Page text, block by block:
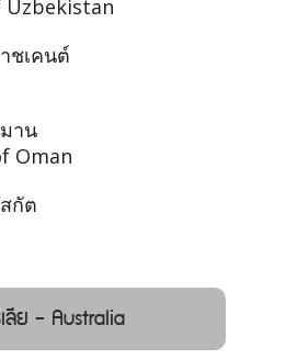
Uzbekistan
ชเคนต์
าน
Oman
กัต
ลีย - Australia